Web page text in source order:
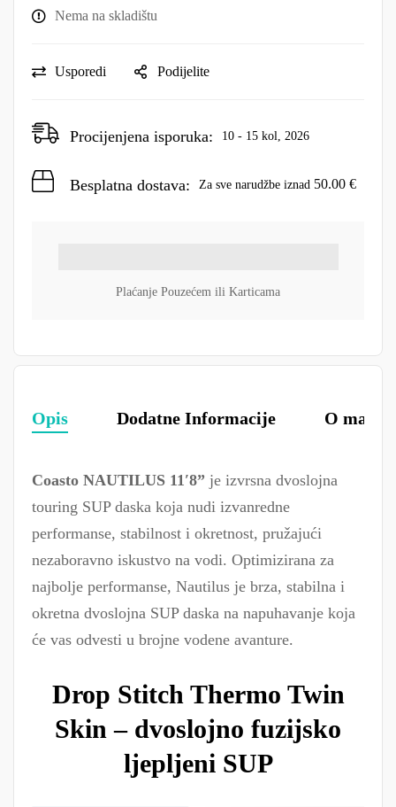
Nema na skladištu
Usporedi Podijelite
Procijenjena isporuka: 10 - 15 kol, 2026
Besplatna dostava: Za sve narudžbe iznad 50.00 €
Plaćanje Pouzećem ili Karticama
Opis Dodatne Informacije O marki
Coasto NAUTILUS 11′8” je izvrsna dvoslojna
touring SUP daska koja nudi izvanredne
performanse, stabilnost i okretnost, pružajući
nezaboravno iskustvo na vodi. Optimizirana za
najbolje performanse, Nautilus je brza, stabilna i
okretna dvoslojna SUP daska na napuhavanje koja
će vas odvesti u brojne vodene avanture.
Drop Stitch Thermo Twin
Skin – dvoslojno fuzijsko
ljepljeni SUP